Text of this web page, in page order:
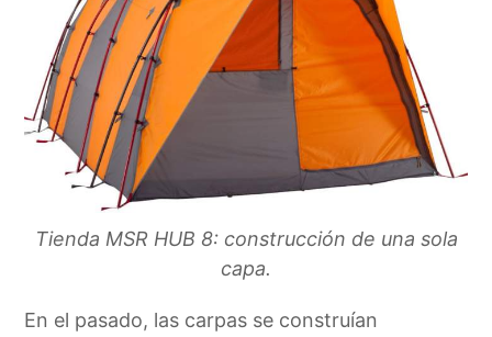
Tienda MSR HUB 8: construcción de una sola
capa.
En el pasado, las carpas se construían